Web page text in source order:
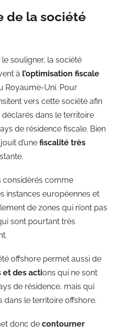
de la société
souligner, la société
à l’optimisation fiscale
Royaume-Uni. Pour
vers cette société afin
déclarés dans le territoire
de résidence fiscale. Bien
d’une fiscalité très
considérés comme
instances européennes et
de zones qui n’ont pas
sont pourtant très
offshore permet aussi de
et des actions qui ne sont
de résidence, mais qui
le territoire offshore.
donc de contourner